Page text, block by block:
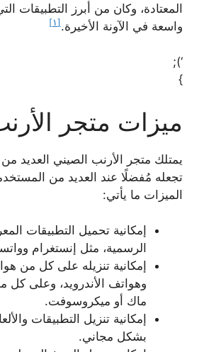
المعتادة، وكان من أبرز التطبيقات
واسعة في الآونة الأخيرة. [١]
‘);
}
ميزات متجر
يمتلك متجر الأرنب الصيني العديد
تجعله مُفضلًا عند العديد من
الميزات ما يأتي:
إمكانية تحميل التطبيقات
الرسمية، مثل إنستغرام
إمكانية تنزيله على كل من
وهواتف الأندرويد، وعلى كل
ماك أو ميكروسوفت.
إمكانية تنزيل التطبيقات
بشكل مجاني.